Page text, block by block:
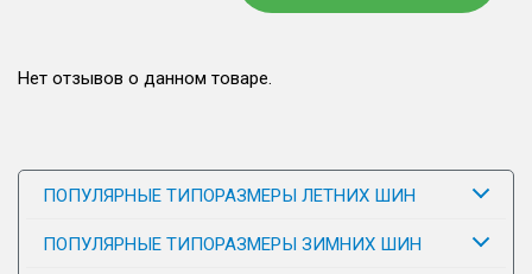
Нет отзывов о данном товаре.
ПОПУЛЯРНЫЕ ТИПОРАЗМЕРЫ ЛЕТНИХ ШИН
ПОПУЛЯРНЫЕ ТИПОРАЗМЕРЫ ЗИМНИХ ШИН